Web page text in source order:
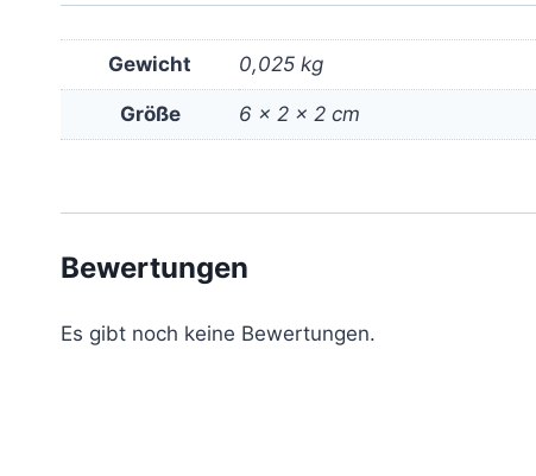
Gewicht 0,025 kg
Größe 6 × 2 × 2 cm
Bewertungen
Es gibt noch keine Bewertungen.